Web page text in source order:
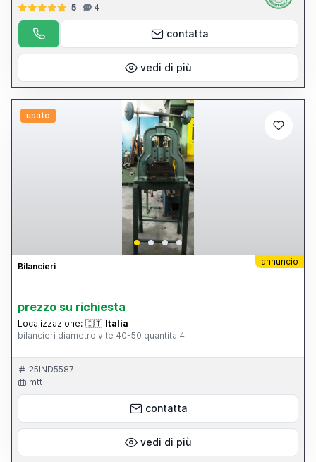
5
4
contatta
vedi di più
usato
annuncio
Bilancieri
prezzo su richiesta
Localizzazione: 🇮🇹 Italia
bilancieri diametro vite 40-50 quantita 4
25IND5587
mtt
contatta
vedi di più